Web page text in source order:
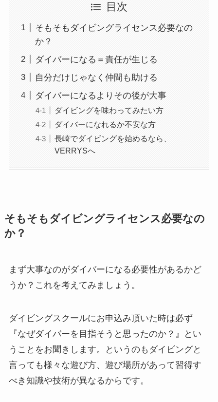
目次
そもそもダイビングライセンス必要なの
か？
ダイバーになる＝責任が生じる
自分だけじゃなく仲間も助ける
ダイバーになるよりその後が大事
ダイビングを味わってみたい方
ダイバーになれるか不安な方
長崎でダイビングを始めるなら、
VERRYSへ
そもそもダイビングライセンス必要なの
か？
まず大事なのがダイバーになる必要性があるかど
うか？これを考えてみましょう。
ダイビングスクールにお申込み頂いた時は必ず
『なぜダイバーを目指そうと思ったのか？』とい
うことをお聞きします。というのもダイビングと
言っても様々な遊び方、遊び場所があって習得す
べき知識や技術が異なるからです。